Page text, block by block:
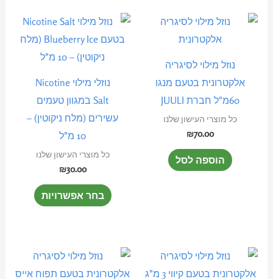
נוזל מילוי לסיגריה
אלקטרונית בטעם מנגו
60מ"ל חברת JUULI
כל מוצרי העישון שלנו
₪70.00
הוספה לסל
נוזלי מילוי Nicotine
Salt במגוון טעמים
עשירים (מלח ניקוטין) –
10 מ"ל
כל מוצרי העישון שלנו
₪30.00
בחר אפשרויות
למוצר
זה
המוצר